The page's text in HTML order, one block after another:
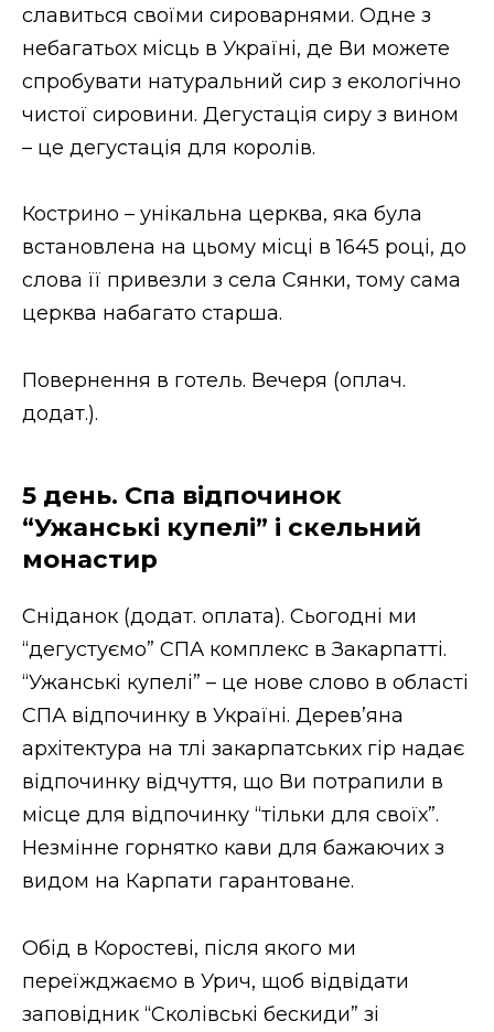
славиться своїми сироварнями. Одне з
небагатьох місць в Україні, де Ви можете
спробувати натуральний сир з екологічно
чистої сировини. Дегустація сиру з вином
– це дегустація для королів.
Кострино – унікальна церква, яка була
встановлена на цьому місці в 1645 році, до
слова її привезли з села Сянки, тому сама
церква набагато старша.
Повернення в готель. Вечеря (оплач.
додат.).
5 день. Спа відпочинок
“Ужанські купелі” і скельний
монастир
Сніданок (додат. оплата). Сьогодні ми
“дегустуємо” СПА комплекс в Закарпатті.
“Ужанські купелі” – це нове слово в області
СПА відпочинку в Україні. Дерев’яна
архітектура на тлі закарпатських гір надає
відпочинку відчуття, що Ви потрапили в
місце для відпочинку “тільки для своїх”.
Незмінне горнятко кави для бажаючих з
видом на Карпати гарантоване.
Обід в Коростеві, після якого ми
переїжджаємо в Урич, щоб відвідати
заповідник “Сколівські бескиди” зі